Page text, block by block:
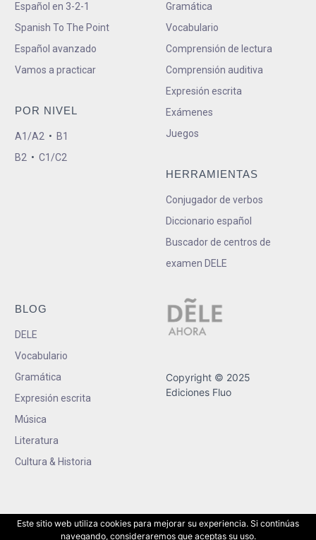
Español en 3-2-1
Spanish To The Point
Español avanzado
Vamos a practicar
POR NIVEL
A1/A2 • B1
B2 • C1/C2
Gramática
Vocabulario
Comprensión de lectura
Comprensión auditiva
Expresión escrita
Exámenes
Juegos
HERRAMIENTAS
Conjugador de verbos
Diccionario español
Buscador de centros de
examen DELE
BLOG
DELE
Vocabulario
Gramática
Expresión escrita
Música
Literatura
Cultura & Historia
Copyright © 2025
Ediciones Fluo
Este sitio web utiliza cookies para mejorar su experiencia. Si continúas
navegando, consideraremos que aceptas su uso.